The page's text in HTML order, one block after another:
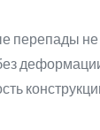
перепады